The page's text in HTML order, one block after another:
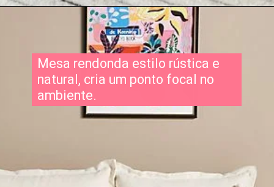
Mesa rendonda estilo rústica e
natural, cria um ponto focal no
ambiente.